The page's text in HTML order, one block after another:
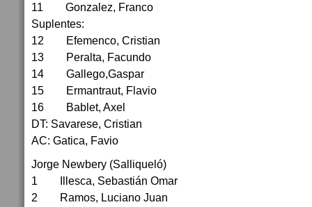
11 Gonzalez, Franco
Suplentes:
12 Efemenco, Cristian
13 Peralta, Facundo
14 Gallego,Gaspar
15 Ermantraut, Flavio
16 Bablet, Axel
DT: Savarese, Cristian
AC: Gatica, Favio
Jorge Newbery (Salliqueló)
1 Illesca, Sebastián Omar
2 Ramos, Luciano Juan